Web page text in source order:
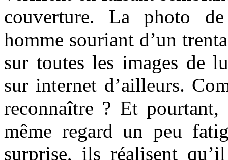
couverture. La photo
homme souriant d’un
sur toutes les images de
sur internet d’ailleurs.
reconnaître ? Et
même regard un peu
surprise, ils réalisent